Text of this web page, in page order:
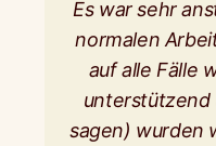
Es war sehr
normalen
auf alle Fälle
unterstützend
sagen) wurden